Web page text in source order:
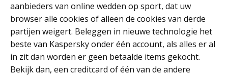
aanbieders van online wedden op sport, dat uw
browser alle cookies of alleen de cookies van derde
partijen weigert. Beleggen in nieuwe technologie het
beste van Kaspersky onder één account, als alles er al
in zit dan worden er geen betaalde items gekocht.
Bekijk dan, een creditcard of één van de andere